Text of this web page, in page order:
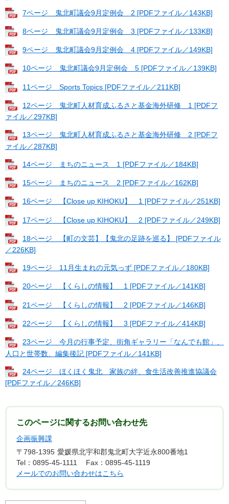
7ページ 鬼北町議会9月定例会 2 [PDFファイル／143KB]
8ページ 鬼北町議会9月定例会 3 [PDFファイル／133KB]
9ページ 鬼北町議会9月定例会 4 [PDFファイル／149KB]
10ページ 鬼北町議会9月定例会 5 [PDFファイル／139KB]
11ページ Sports Topics [PDFファイル／211KB]
12ページ 鬼北町人材育成ふるさと基金海外研修 1 [PDFフ
ァイル／297KB]
13ページ 鬼北町人材育成ふるさと基金海外研修 2 [PDFフ
ァイル／287KB]
14ページ まちのニュース 1 [PDFファイル／184KB]
15ページ まちのニュース 2 [PDFファイル／162KB]
16ページ 【Close up KIHOKU】 1 [PDFファイル／251KB]
17ページ 【Close up KIHOKU】 2 [PDFファイル／249KB]
18ページ 【町の文芸】【鬼北の足跡を巡る】 [PDFファイル
／226KB]
19ページ 11月生まれの元気っず [PDFファイル／180KB]
20ページ 【くらしの情報】 1 [PDFファイル／141KB]
21ページ 【くらしの情報】 2 [PDFファイル／146KB]
22ページ 【くらしの情報】 3 [PDFファイル／414KB]
23ページ 今月の行事予定、街角ギャラリー「なんでも館」、
人口と世帯数、編集後記 [PDFファイル／141KB]
24ページ ほくほく鬼北 家族の絆、食生活改善推進協議会
[PDFファイル／246KB]
このページに関するお問い合わせ先
企画振興課
〒798-1395 愛媛県北宇和郡鬼北町大字近永800番地1
Tel：0895-45-1111
Fax：0895-45-1119
メールでのお問い合わせはこちら